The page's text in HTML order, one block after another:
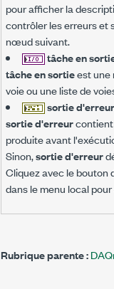
pour afficher la
contrôler les erreurs et
nœud suivant.
tâche en
tâche en sortieest une
voie ou une liste de
sortie d'erreur
sortie d'erreur
produite avant
Sinon,sortie d'erreur
Cliquez avec le bouton
dans le menu local
Rubrique parente :